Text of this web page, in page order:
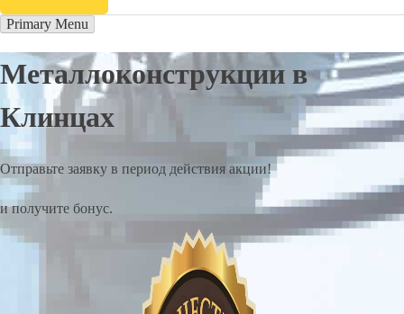
Primary Menu
Металлоконструкции в
Клинцах
Отправьте заявку в период действия акции!
и получите бонус.